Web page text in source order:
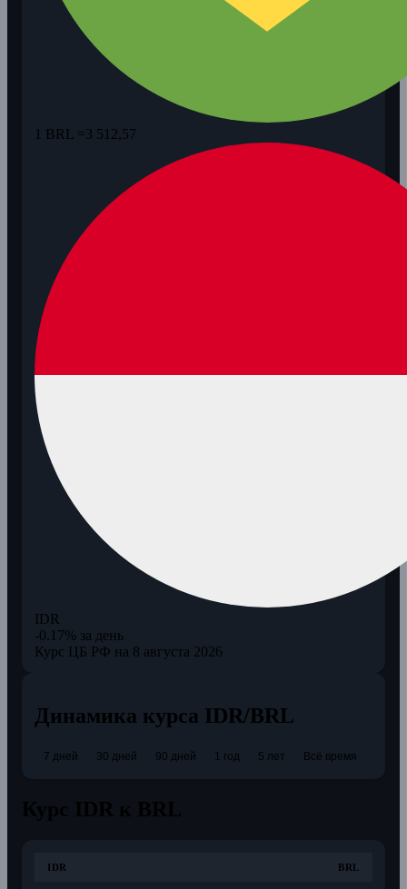
1 BRL =3 512,57
IDR
-0.17% за день
Курс ЦБ РФ на 8 августа 2026
Динамика курса IDR/BRL
7 дней 30 дней 90 дней 1 год 5 лет Всё время
IDR BRL